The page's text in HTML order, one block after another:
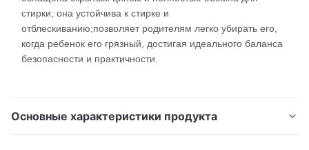
стирки; она устойчива к стирке и
отблескиванию;позволяет родителям легко убирать его,
когда ребенок его грязный, достигая идеального баланса
безопасности и практичности.
Основные характеристики продукта